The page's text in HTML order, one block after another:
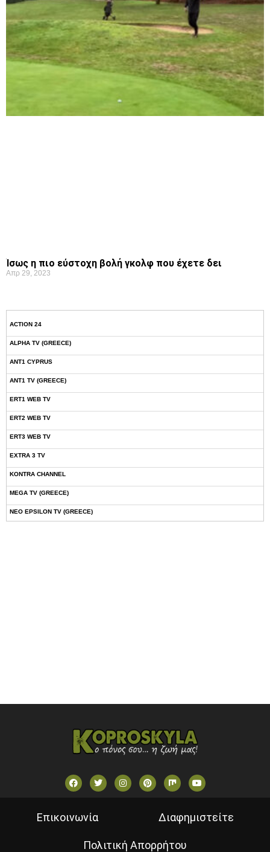
Ίσως η πιο εύστοχη βολή γκολφ που έχετε δει
Απρ 29, 2023
ACTION 24
ALPHA TV (GREECE)
ANT1 CYPRUS
ANT1 TV (GREECE)
ERT1 WEB TV
ERT2 WEB TV
ERT3 WEB TV
EXTRA 3 TV
KONTRA CHANNEL
MEGA TV (GREECE)
NEO EPSILON TV (GREECE)
Επικοινωνία Διαφημιστείτε
Πολιτική Απορρήτου